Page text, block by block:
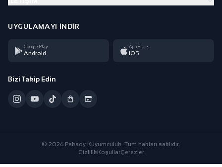
UYGULAMAYI İNDIR
Google Play
Android
App Store
iOS
Bizi Takip Edin
© 2026 Paksoy Kuyumculuk. Tüm hakları saklıdır.
GizlilikKoşullarÇerezler